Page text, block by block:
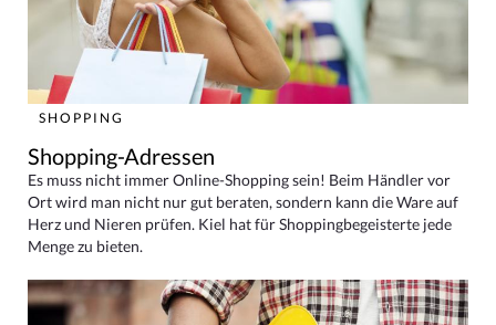
SHOPPING
Shopping-Adressen
Es muss nicht immer Online-Shopping sein! Beim Händler vor
Ort wird man nicht nur gut beraten, sondern kann die Ware auf
Herz und Nieren prüfen. Kiel hat für Shoppingbegeisterte jede
Menge zu bieten.